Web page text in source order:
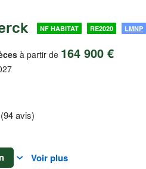
NF HABITAT RE2020 LMNP
à partir de 164 900 €
(94 avis)
Voir plus